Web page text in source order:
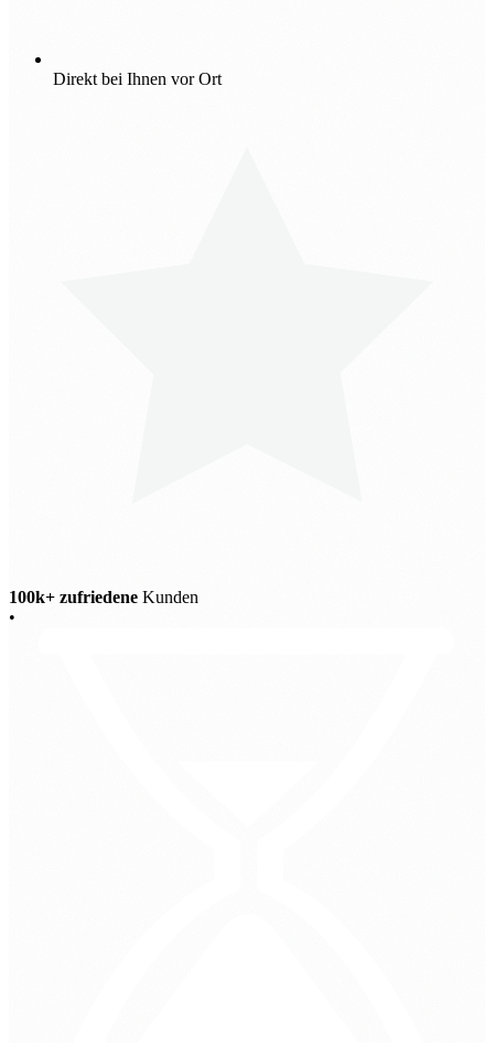
Direkt bei Ihnen vor Ort
100k+ zufriedene Kunden
•